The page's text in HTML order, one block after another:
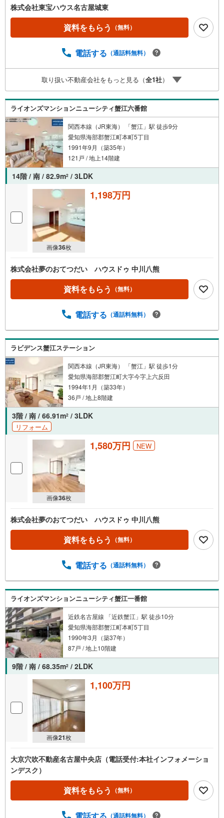
（2）本日～4日以内をご希望の方は「ご要望・ご質問欄」
に希望日時をご記入ください！《東宝ハウス名古屋城東の
こだわり》スタッフ一同、すべてのお客様に対して、自分
の家族や仲の良い友人に対するときと同じ気持ちで接客さ
と出会い、住宅ローンやその他のサービスの内容にもご満
だきます。私たちが携わる不動産ビジネスでは安全で安心
な取引を実現することはプロとしての使命です。営業スタ
はもちろん何度も報告と確認を繰り返し、取引の安全性を
追求しています。ご覧いただきありがとうございます！
株式会社東宝ハウス名古屋城東
資料をもらう （無料）
電話する （通話料無料）
取り扱い不動産会社をもっと見る（全1社）
ライオンズマンションニューシティ蟹江六番館
関西本線（JR東海） 「蟹江」駅 徒歩9分
愛知県海部郡蟹江町本町5丁目
1991年9月（築35年）
121戸 / 地上14階建
14階 / 南 / 82.9m2 / 3LDK
画像36枚
1,198万円
株式会社夢のおてつだい ハウスドゥ 中川八熊
資料をもらう （無料）
電話する （通話料無料）
ラビデンス蟹江ステーション
関西本線（JR東海） 「蟹江」駅 徒歩1分
愛知県海部郡蟹江町大字今字上六反田
1994年1月（築33年）
36戸 / 地上8階建
3階 / 南 / 66.91m2 / 3LDK
リフォーム
画像36枚
1,580万円 NEW
株式会社夢のおてつだい ハウスドゥ 中川八熊
資料をもらう （無料）
電話する （通話料無料）
ライオンズマンションニューシティ蟹江一番館
近鉄名古屋線 「近鉄蟹江」駅 徒歩10分
愛知県海部郡蟹江町本町5丁目
1990年3月（築37年）
87戸 / 地上10階建
9階 / 南 / 68.35m2 / 2LDK
画像21枚
1,100万円
大京穴吹不動産名古屋中央店（電話受付:本社インフォメーショ
ンデスク）
資料をもらう （無料）
電話する （通話料無料）